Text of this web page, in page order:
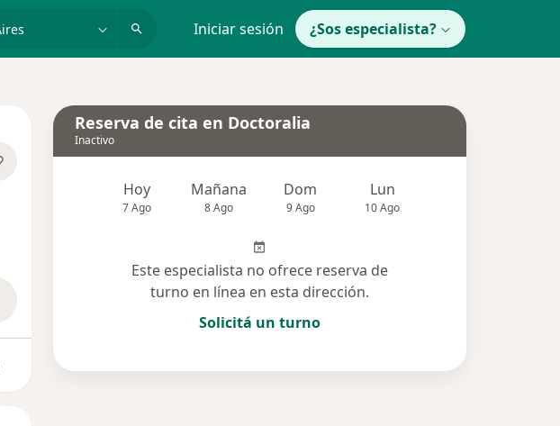
Iniciar sesión ¿Sos especialista?
Reserva de cita en Doctoralia
Inactivo
Hoy
7 Ago
Mañana
8 Ago
Dom
9 Ago
Lun
10 Ago
Este especialista no ofrece reserva de
turno en línea en esta dirección.
Solicitá un turno